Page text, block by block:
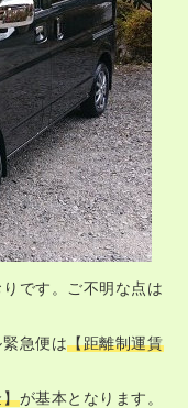
です。ご不明な点は
急便は【距離制運賃
】が基本となります。